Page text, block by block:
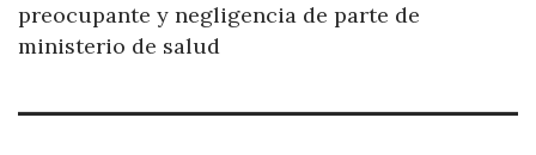
preocupante y negligencia de parte de
ministerio de salud